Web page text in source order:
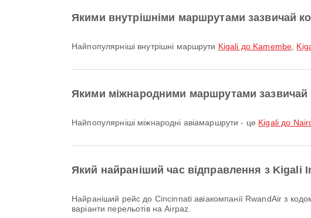
Якими внутрішніми маршрутами зазвичай
Найпопулярніші внутрішні маршрути Kigali до Kamembe
Якими міжнародними маршрутами
Найпопулярніші міжнародні авіамаршрути - це Kigali до
Який найраніший час відправлення з Kigali
Найраніший рейс до Cincinnati авіакомпанії RwandAir з кодом рейсу WB700 відправляється о 00:30. Ви можете переглянути цей розклад і порівняти інші доступні
варіанти перельотів на Airpaz.